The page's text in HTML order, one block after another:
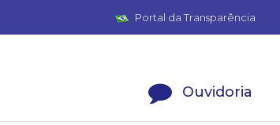
Portal da Transparência
Ouvidoria